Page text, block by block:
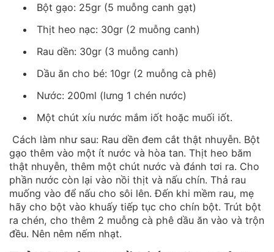
Bột gạo: 25gr (5 muỗng canh gạt)
Thịt heo nạc: 30gr (2 muỗng canh)
Rau dền: 30gr (3 muỗng canh)
Dầu ăn cho bé: 10gr (2 muỗng cà phê)
Nước: 200ml (lưng 1 chén nước)
Một chút xíu nước mắm iốt hoặc muối iốt.
Cách làm như sau: Rau dền đem cắt thật nhuyễn. Bột
gạo thêm vào một ít nước và hòa tan. Thịt heo băm
thật nhuyễn, thêm một chút nước và đánh tơi ra. Cho
phần nước còn lại vào nồi thịt và nấu chín. Thả rau
muống vào để nấu cho sôi lên. Đến khi mềm rau, mẹ
hãy cho bột vào khuấy tiếp tục cho chín bột. Trút bột
ra chén, cho thêm 2 muỗng cà phê dầu ăn vào và trộn
đều. Nên nêm nếm nhạt.